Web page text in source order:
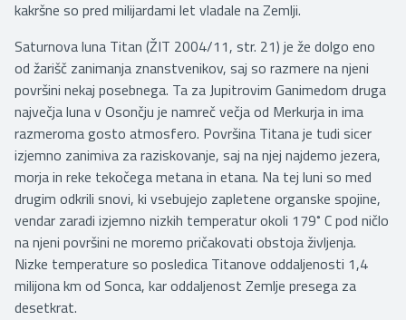
kakršne so pred milijardami let vladale na Zemlji.
Saturnova luna Titan (ŽIT 2004/11, str. 21) je že dolgo eno
od žarišč zanimanja znanstvenikov, saj so razmere na njeni
površini nekaj posebnega. Ta za Jupitrovim Ganimedom druga
največja luna v Osončju je namreč večja od Merkurja in ima
razmeroma gosto atmosfero. Površina Titana je tudi sicer
izjemno zanimiva za raziskovanje, saj na njej najdemo jezera,
morja in reke tekočega metana in etana. Na tej luni so med
drugim odkrili snovi, ki vsebujejo zapletene organske spojine,
vendar zaradi izjemno nizkih temperatur okoli 179˚ C pod ničlo
na njeni površini ne moremo pričakovati obstoja življenja.
Nizke temperature so posledica Titanove oddaljenosti 1,4
milijona km od Sonca, kar oddaljenost Zemlje presega za
desetkrat.